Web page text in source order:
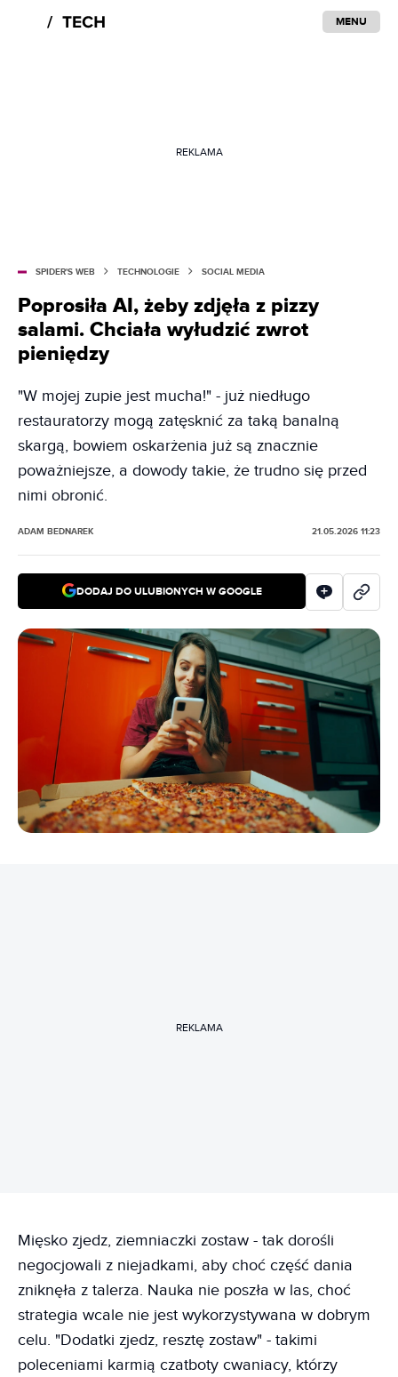
MENU
REKLAMA
SPIDER'S WEB TECHNOLOGIE SOCIAL MEDIA
Poprosiła AI, żeby zdjęła z pizzy
salami. Chciała wyłudzić zwrot
pieniędzy
"W mojej zupie jest mucha!" - już niedługo
restauratorzy mogą zatęsknić za taką banalną
skargą, bowiem oskarżenia już są znacznie
poważniejsze, a dowody takie, że trudno się przed
nimi obronić.
ADAM BEDNAREK 21.05.2026 11:23
DODAJ DO ULUBIONYCH W GOOGLE
REKLAMA
Mięsko zjedz, ziemniaczki zostaw - tak dorośli
negocjowali z niejadkami, aby choć część dania
zniknęła z talerza. Nauka nie poszła w las, choć
strategia wcale nie jest wykorzystywana w dobrym
celu. "Dodatki zjedz, resztę zostaw" - takimi
poleceniami karmią czatboty cwaniacy, którzy